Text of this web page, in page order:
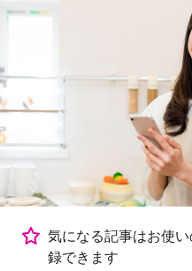
気になる記事はお使
録できます